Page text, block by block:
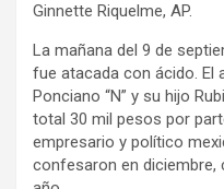
Ginnette Riquelme, AP.
La mañana del 9 de
fue atacada con ácido. El
Ponciano “N” y su hijo
total 30 mil pesos por
empresario y político
confesaron en diciembre,